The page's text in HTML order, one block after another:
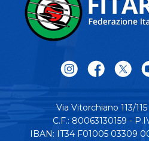
Via Vitorchiano 113/
C.F.: 80063130159 -
IBAN: IT34 F01005 03309